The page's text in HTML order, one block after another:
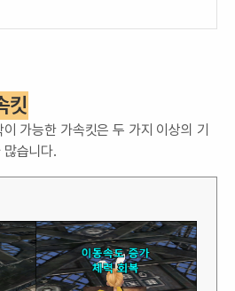
킷
가능한 가속킷은 두 가지 이상의 기
습니다.